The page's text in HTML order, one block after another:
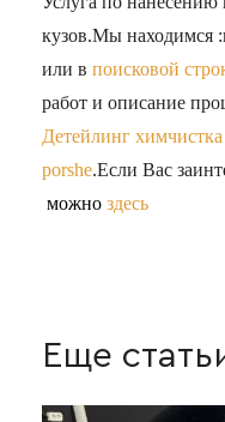
кузов.Мы находимся
или в поисковой
работ и описание
Детейлинг
porshe.Если Вас
можно здесь
Еще